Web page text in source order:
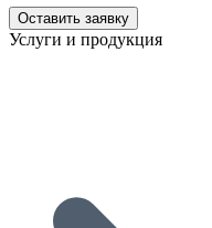
Оставить заявку
Услуги и продукция